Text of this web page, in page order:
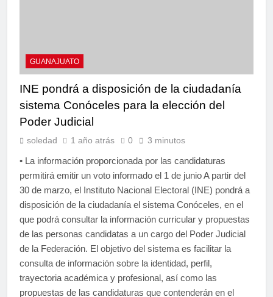
GUANAJUATO
INE pondrá a disposición de la ciudadanía
sistema Conóceles para la elección del
Poder Judicial
soledad 1 año atrás 0 3 minutos
• La información proporcionada por las candidaturas
permitirá emitir un voto informado el 1 de junio A partir del
30 de marzo, el Instituto Nacional Electoral (INE) pondrá a
disposición de la ciudadanía el sistema Conóceles, en el
que podrá consultar la información curricular y propuestas
de las personas candidatas a un cargo del Poder Judicial
de la Federación. El objetivo del sistema es facilitar la
consulta de información sobre la identidad, perfil,
trayectoria académica y profesional, así como las
propuestas de las candidaturas que contenderán en el